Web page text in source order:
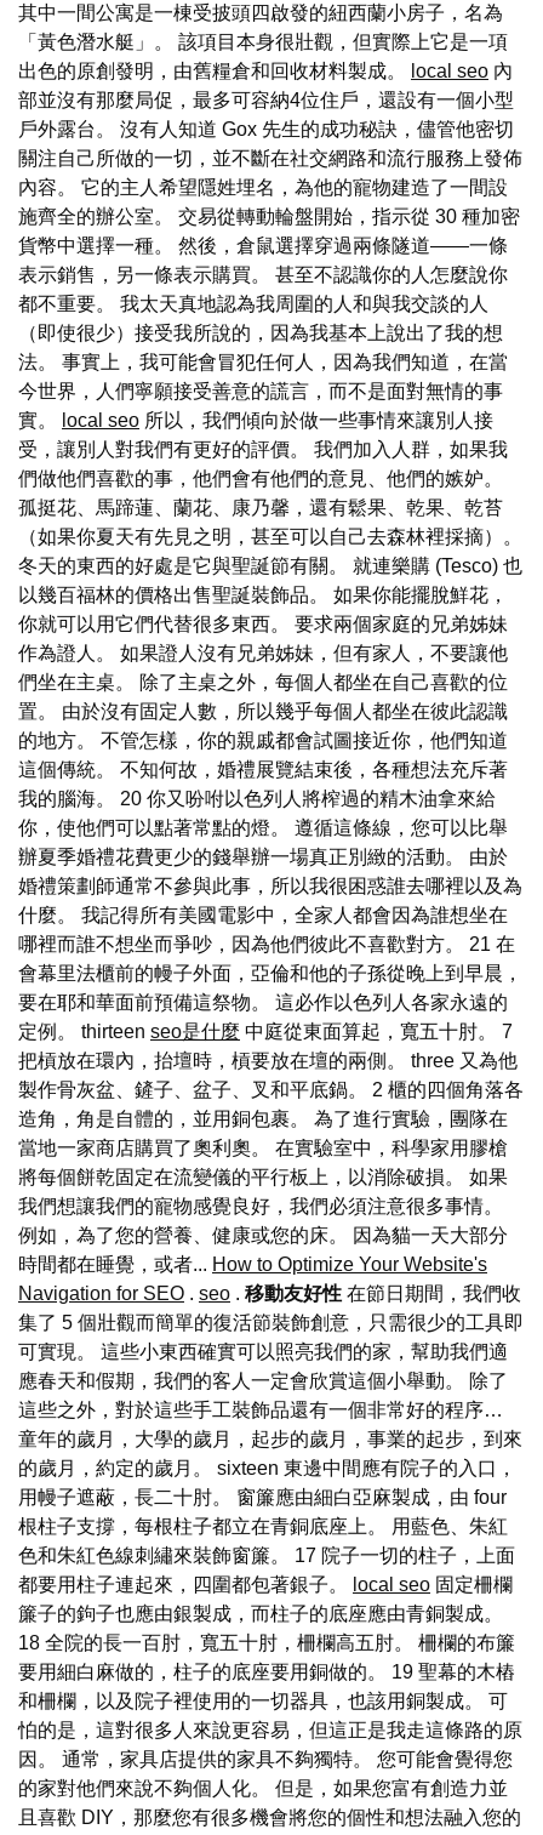
其中一間公寓是一棟受披頭四啟發的紐西蘭小房子，名為
「黃色潛水艇」。 該項目本身很壯觀，但實際上它是一項
出色的原創發明，由舊糧倉和回收材料製成。
local seo 內
部並沒有那麼局促，最多可容納4位住戶，還設有一個小型
戶外露台。 沒有人知道 Gox 先生的成功秘訣，儘管他密切
關注自己所做的一切，並不斷在社交網路和流行服務上發佈
內容。 它的主人希望隱姓埋名，為他的寵物建造了一間設
施齊全的辦公室。 交易從轉動輪盤開始，指示從 30 種加密
貨幣中選擇一種。 然後，倉鼠選擇穿過兩條隧道——一條
表示銷售，另一條表示購買。 甚至不認識你的人怎麼說你
都不重要。 我太天真地認為我周圍的人和與我交談的人
（即使很少）接受我所說的，因為我基本上說出了我的想
法。 事實上，我可能會冒犯任何人，因為我們知道，在當
今世界，人們寧願接受善意的謊言，而不是面對無情的事
實。
local seo 所以，我們傾向於做一些事情來讓別人接
受，讓別人對我們有更好的評價。 我們加入人群，如果我
們做他們喜歡的事，他們會有他們的意見、他們的嫉妒。
孤挺花、馬蹄蓮、蘭花、康乃馨，還有鬆果、乾果、乾苔
（如果你夏天有先見之明，甚至可以自己去森林裡採摘）。
冬天的東西的好處是它與聖誕節有關。 就連樂購 (Tesco) 也
以幾百福林的價格出售聖誕裝飾品。 如果你能擺脫鮮花，
你就可以用它們代替很多東西。 要求兩個家庭的兄弟姊妹
作為證人。 如果證人沒有兄弟姊妹，但有家人，不要讓他
們坐在主桌。 除了主桌之外，每個人都坐在自己喜歡的位
置。 由於沒有固定人數，所以幾乎每個人都坐在彼此認識
的地方。 不管怎樣，你的親戚都會試圖接近你，他們知道
這個傳統。 不知何故，婚禮展覽結束後，各種想法充斥著
我的腦海。 20 你又吩咐以色列人將榨過的精木油拿來給
你，使他們可以點著常點的燈。 遵循這條線，您可以比舉
辦夏季婚禮花費更少的錢舉辦一場真正別緻的活動。 由於
婚禮策劃師通常不參與此事，所以我很困惑誰去哪裡以及為
什麼。 我記得所有美國電影中，全家人都會因為誰想坐在
哪裡而誰不想坐而爭吵，因為他們彼此不喜歡對方。 21 在
會幕里法櫃前的幔子外面，亞倫和他的子孫從晚上到早晨，
要在耶和華面前預備這祭物。 這必作以色列人各家永遠的
定例。 thirteen seo是什麼 中庭從東面算起，寬五十肘。 7
把槓放在環內，抬壇時，槓要放在壇的兩側。 three 又為他
製作骨灰盆、鏟子、盆子、叉和平底鍋。 2 櫃的四個角落各
造角，角是自體的，並用銅包裹。 為了進行實驗，團隊在
當地一家商店購買了奧利奧。 在實驗室中，科學家用膠槍
將每個餅乾固定在流變儀的平行板上，以消除破損。 如果
我們想讓我們的寵物感覺良好，我們必須注意很多事情。
例如，為了您的營養、健康或您的床。 因為貓一天大部分
時間都在睡覺，或者... How to Optimize Your Website's
Navigation for SEO . seo . 移動友好性 在節日期間，我們收
集了 5 個壯觀而簡單的復活節裝飾創意，只需很少的工具即
可實現。 這些小東西確實可以照亮我們的家，幫助我們適
應春天和假期，我們的客人一定會欣賞這個小舉動。 除了
這些之外，對於這些手工裝飾品還有一個非常好的程序…
童年的歲月，大學的歲月，起步的歲月，事業的起步，到來
的歲月，約定的歲月。 sixteen 東邊中間應有院子的入口，
用幔子遮蔽，長二十肘。 窗簾應由細白亞麻製成，由 four
根柱子支撐，每根柱子都立在青銅底座上。 用藍色、朱紅
色和朱紅色線刺繡來裝飾窗簾。 17 院子一切的柱子，上面
都要用柱子連起來，四圍都包著銀子。
local seo 固定柵欄
簾子的鉤子也應由銀製成，而柱子的底座應由青銅製成。
18 全院的長一百肘，寬五十肘，柵欄高五肘。 柵欄的布簾
要用細白麻做的，柱子的底座要用銅做的。 19 聖幕的木樁
和柵欄，以及院子裡使用的一切器具，也該用銅製成。 可
怕的是，這對很多人來說更容易，但這正是我走這條路的原
因。 通常，家具店提供的家具不夠獨特。 您可能會覺得您
的家對他們來說不夠個人化。 但是，如果您富有創造力並
且喜歡 DIY，那麼您有很多機會將您的個性和想法融入您的